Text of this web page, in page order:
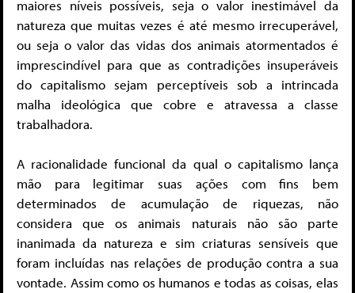
maiores níveis possíveis, seja o valor inestimável da
natureza que muitas vezes é até mesmo irrecuperável,
ou seja o valor das vidas dos animais atormentados é
imprescindível para que as contradições insuperáveis
do capitalismo sejam perceptíveis sob a intrincada
malha ideológica que cobre e atravessa a classe
trabalhadora.
A racionalidade funcional da qual o capitalismo lança
mão para legitimar suas ações com fins bem
determinados de acumulação de riquezas, não
considera que os animais naturais não são parte
inanimada da natureza e sim criaturas sensíveis que
foram incluídas nas relações de produção contra a sua
vontade. Assim como os humanos e todas as coisas, elas